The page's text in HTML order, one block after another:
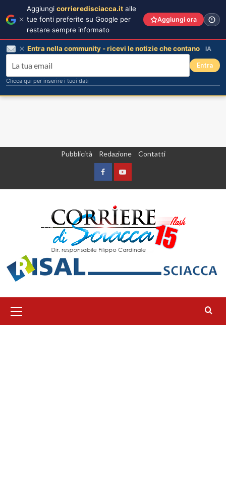
Pubblicità Redazione Contatti
FacebookYountube
principale
Aggiungi corrieredisciacca.it alle
tue fonti preferite su Google per
restare sempre informato
Aggiungi ora
Entra nella community - ricevi le notizie che contano IA
Entra
Clicca qui per inserire i tuoi dati